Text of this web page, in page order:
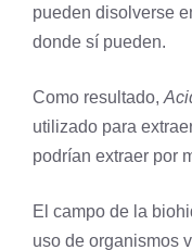
pueden disolverse
donde sí pueden.
Como resultado,
utilizado para
podrían extraer por
El campo de la
uso de organismos